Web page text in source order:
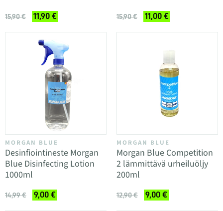
15,90 € 11,90 € 15,90 € 11,00 €
MORGAN BLUE
Desinfiointineste Morgan
Blue Disinfecting Lotion
1000ml
14,99 € 9,00 €
MORGAN BLUE
Morgan Blue Competition
2 lämmittävä urheiluöljy
200ml
12,90 € 9,00 €